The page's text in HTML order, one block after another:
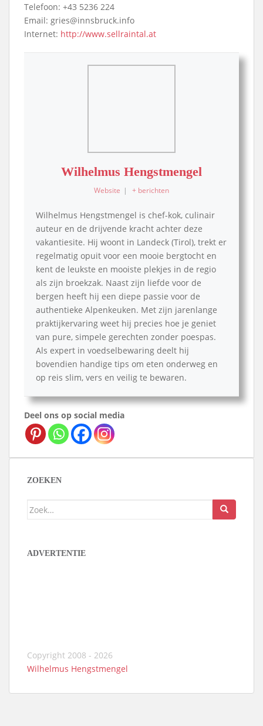
Telefoon: +43 5236 224
Email: gries@innsbruck.info
Internet: http://www.sellraintal.at
Wilhelmus Hengstmengel
Website | + berichten
Wilhelmus Hengstmengel is chef-kok, culinair
auteur en de drijvende kracht achter deze
vakantiesite. Hij woont in Landeck (Tirol), trekt er
regelmatig opuit voor een mooie bergtocht en
kent de leukste en mooiste plekjes in de regio
als zijn broekzak. Naast zijn liefde voor de
bergen heeft hij een diepe passie voor de
authentieke Alpenkeuken. Met zijn jarenlange
praktijkervaring weet hij precies hoe je geniet
van pure, simpele gerechten zonder poespas.
Als expert in voedselbewaring deelt hij
bovendien handige tips om eten onderweg en
op reis slim, vers en veilig te bewaren.
Deel ons op social media
ZOEKEN
Zoek
ADVERTENTIE
Copyright 2008 - 2026
Wilhelmus Hengstmengel